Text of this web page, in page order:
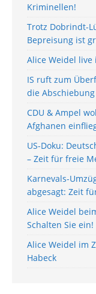
Kriminellen!
Trotz Dobrindt-
Bepreisung ist
Alice Weidel live
IS ruft zum
die
CDU & Ampel
Afghanen
US-Doku:
– Zeit für freie
Karnevals-
abgesagt: Zeit
Alice Weidel
Schalten Sie ein!
Alice Weidel im
Habeck